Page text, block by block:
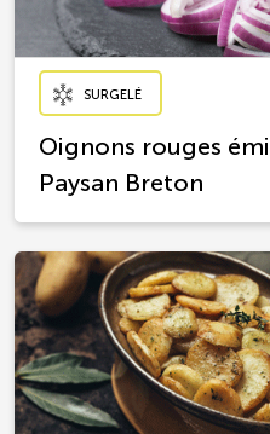
SURGELÉ
Oignons rouges
Paysan Breton